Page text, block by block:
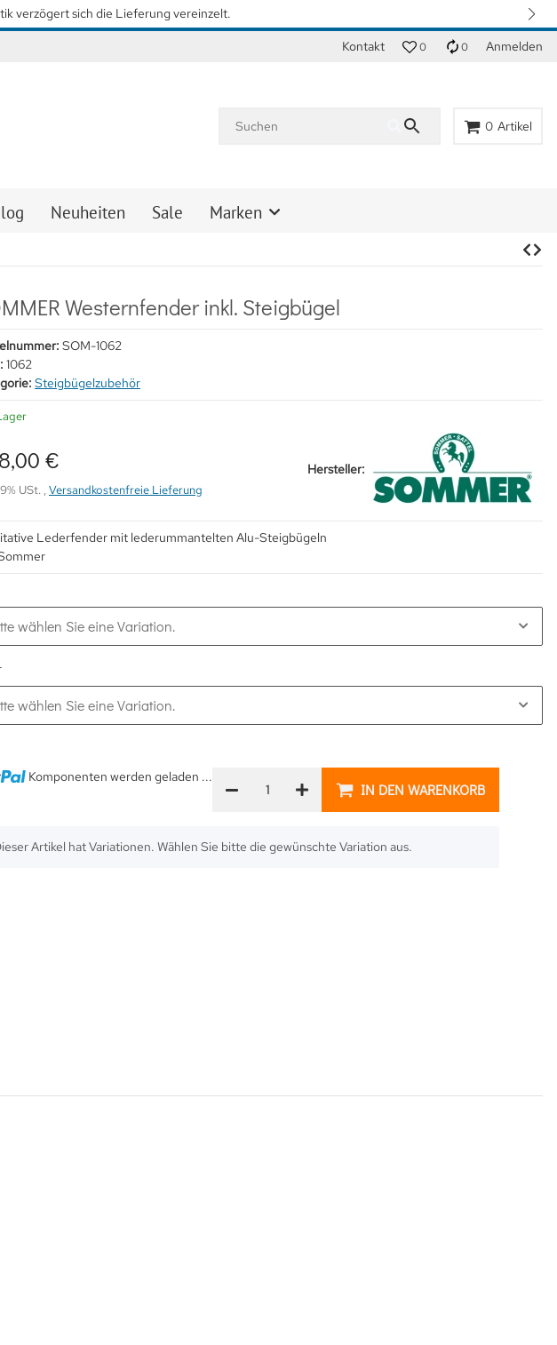
unsere gewohnten Lieferzeiten zu erreichen. Vielen Dank für Ihr Verständnis.
Kontakt 0 0 Anmelden
0 Artikel
Neuheiten Sale Marken
Westernfender inkl. Steigbügel
SOM-1062
1062
Steigbügelzubehör
€
USt. ,Versandkostenfreie Lieferung
Hersteller:
Lederfender mit lederummantelten Alu-Steigbügeln
wählen Sie eine Variation.
wählen Sie eine Variation.
IN DEN WARENKORB
Komponenten werden geladen ...
Artikel hat Variationen. Wählen Sie bitte die gewünschte Variation aus.